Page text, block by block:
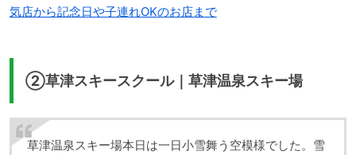
気店から記念日や子連れOKのお店まで
②草津スキースクール｜草津温泉スキー場
草津温泉スキー場本日は一日小雪舞う空模様でした。雪